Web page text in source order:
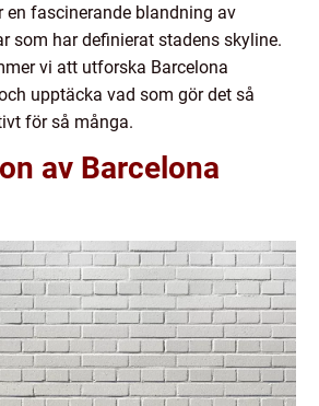
en fascinerande blandning av
som har definierat stadens skyline.
vi att utforska Barcelona
upptäcka vad som gör det så
för så många.
av Barcelona